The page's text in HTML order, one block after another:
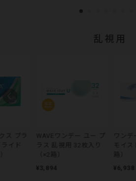
乱視用
ス プラ
イド
WAVEワンデー ユー プ
ラス 乱視用 32枚入り
（×2箱）
¥3,894
ワンデ
モイ
箱）
¥6,938